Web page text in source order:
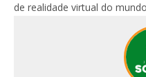
de realidade virtual do